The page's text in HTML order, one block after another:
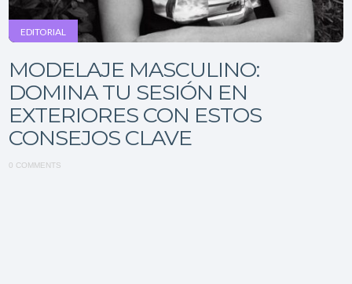
EDITORIAL
MODELAJE MASCULINO:
DOMINA TU SESIÓN EN
EXTERIORES CON ESTOS
CONSEJOS CLAVE
0 COMMENTS